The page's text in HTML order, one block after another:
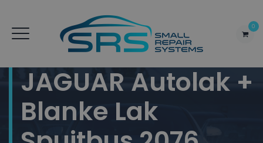
0
JAGUAR Autolak +
Blanke Lak